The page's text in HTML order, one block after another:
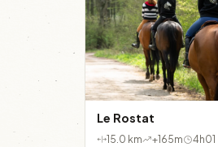
Le Rostat
15.0 km +165m 4h01